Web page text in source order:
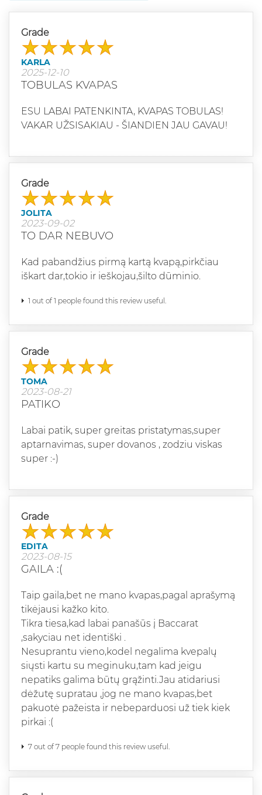
Grade
KARLA
2025-12-10
TOBULAS KVAPAS
ESU LABAI PATENKINTA, KVAPAS TOBULAS!
VAKAR UŽSISAKIAU - ŠIANDIEN JAU GAVAU!
Grade
JOLITA
2023-09-02
TO DAR NEBUVO
Kad pabandžius pirmą kartą kvapą,pirkčiau
iškart dar,tokio ir ieškojau,šilto dūminio.
1 out of 1 people found this review useful.
Grade
TOMA
2023-08-21
PATIKO
Labai patik, super greitas pristatymas,super
aptarnavimas, super dovanos , zodziu viskas
super :-)
Grade
EDITA
2023-08-15
GAILA :(
Taip gaila,bet ne mano kvapas,pagal aprašymą
tikėjausi kažko kito.
Tikra tiesa,kad labai panašūs į Baccarat
,sakyciau net identiški .
Nesuprantu vieno,kodel negalima kvepalų
siųsti kartu su meginuku,tam kad jeigu
nepatiks galima būtų grąžinti.Jau atidariusi
dėžutę supratau ,jog ne mano kvapas,bet
pakuotė pažeista ir nebeparduosi už tiek kiek
pirkai :(
7 out of 7 people found this review useful.